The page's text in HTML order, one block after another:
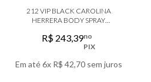
212 VIP BLACK CAROLINA
HERRERA BODY SPRAY
R$ 243,39no
PIX
Em até6x R$ 42,70sem juros